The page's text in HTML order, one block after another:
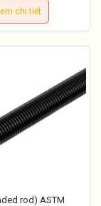
chi tiết
rod) ASTM